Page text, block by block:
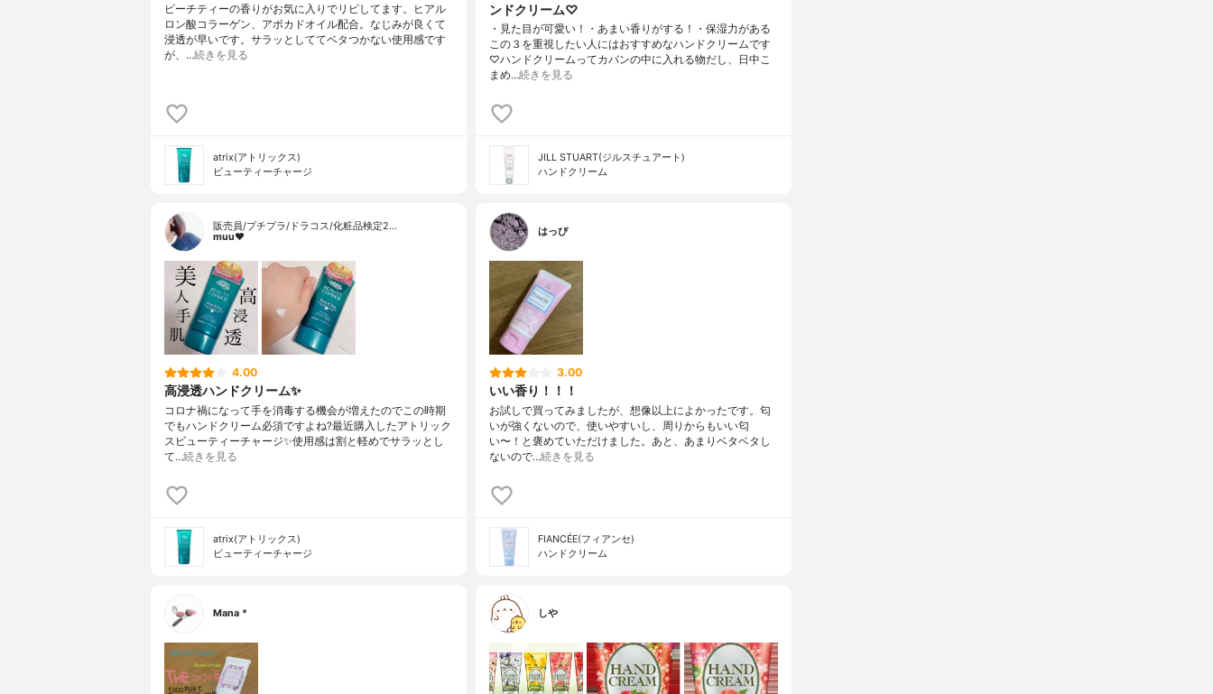
ピーチティーの香りがお気に入りでリピしてます。ヒアル
ロン酸コラーゲン、アボカドオイル配合。なじみが良くて
浸透が早いです。サラッとしててベタつかない使用感です
が、…続きを見る
atrix(アトリックス)
ビューティーチャージ
ンドクリーム♡
・見た目が可愛い！・あまい香りがする！・保湿力がある
この３を重視したい人にはおすすめなハンドクリームです
♡ハンドクリームってカバンの中に入れる物だし、日中こ
まめ…続きを見る
JILL STUART(ジルスチュアート)
ハンドクリーム
販売員/プチプラ/ドラコス/化粧品検定2…
muu❤︎
4.00
高浸透ハンドクリーム✨
コロナ禍になって手を消毒する機会が増えたのでこの時期
でもハンドクリーム必須ですよね?最近購入したアトリック
スビューティーチャージ✨使用感は割と軽めでサラッとし
て…続きを見る
atrix(アトリックス)
ビューティーチャージ
はっぴ
3.00
いい香り！！！
お試しで買ってみましたが、想像以上によかったです。匂
いが強くないので、使いやすいし、周りからもいい匂
い〜！と褒めていただけました。あと、あまりベタベタし
ないので…続きを見る
FIANCÉE(フィアンセ)
ハンドクリーム
Mana * しや